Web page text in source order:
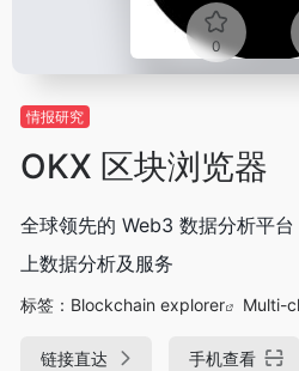
0
情报研究
OKX 区块浏览器
全球领先的 Web3 数据分析平
上数据分析及服务
标签： Blockchain explorer Multi-
链接直达 手机查看